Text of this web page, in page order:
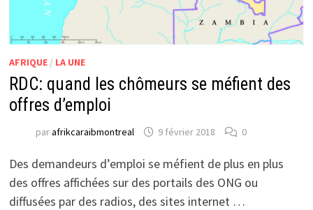
AFRIQUE/ LA UNE
RDC: quand les chômeurs se méfient des
offres d’emploi
parafrikcaraibmontreal 9 février 2018 0
Des demandeurs d’emploi se méfient de plus en plus
des offres affichées sur des portails des ONG ou
diffusées par des radios, des sites internet …